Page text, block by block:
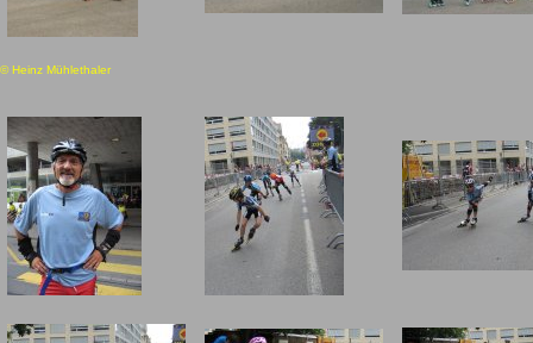
© Heinz Mühlethaler